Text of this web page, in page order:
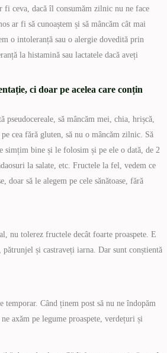
fi ceva, dacă îl consumăm zilnic nu ne face
ar fi să cunoaștem și să mâncăm cât mai
o intoleranță sau o alergie dovedită prin
la histamină sau lactatele dacă aveți
ci doar pe acelea care conțin
să mâncăm mei, chia, hrișcă,
cea fără gluten, să nu o mâncăm zilnic. Să
simțim bine și le folosim și pe ele o dată, de 2
la salate, etc. Fructele la fel, vedem ce
să le alegem pe cele sănătoase, fără
nu tolerez fructele decât foarte proaspete. E
și castraveți iarna. Dar sunt conștientă
Când ținem post să nu ne îndopăm
axăm pe legume proaspete, verdețuri și